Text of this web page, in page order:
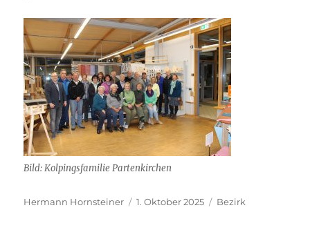
Bild: Kolpingsfamilie Partenkirchen
Autor
Hermann Hornsteiner
Veröffentlicht
1. Oktober 2025 Kategorien
Bezirk